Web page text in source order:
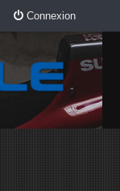
Connexion